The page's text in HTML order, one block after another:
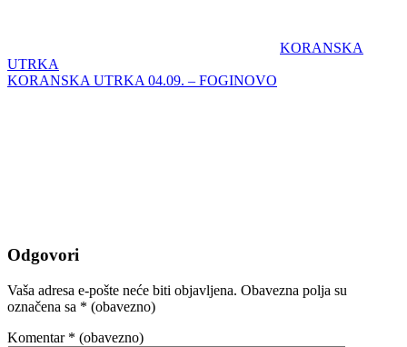
KORANSKA
UTRKA
KORANSKA UTRKA 04.09. – FOGINOVO
Odgovori
Vaša adresa e-pošte neće biti objavljena. Obavezna polja su
označena sa * (obavezno)
Komentar * (obavezno)